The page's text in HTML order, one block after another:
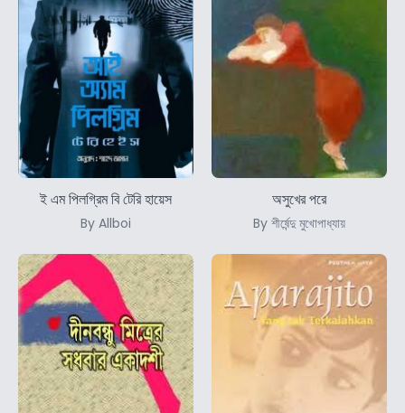
ই এম পিলগ্রিম বি টেরি হায়েস
By Allboi
অসুখের পরে
By শীর্ষেন্দু মুখোপাধ্যায়